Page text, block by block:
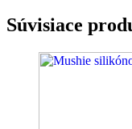
Súvisiace